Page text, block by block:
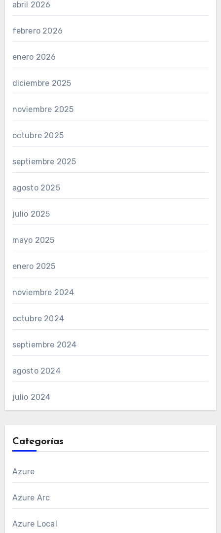
abril 2026
febrero 2026
enero 2026
diciembre 2025
noviembre 2025
octubre 2025
septiembre 2025
agosto 2025
julio 2025
mayo 2025
enero 2025
noviembre 2024
octubre 2024
septiembre 2024
agosto 2024
julio 2024
Categorías
Azure
Azure Arc
Azure Local